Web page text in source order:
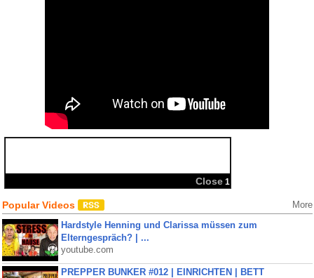
Share:
Popular Videos More
Hardstyle Henning und Clarissa müssen zum
Elterngespräch? | ...
youtube.com
PREPPER BUNKER #012 | EINRICHTEN | BETT